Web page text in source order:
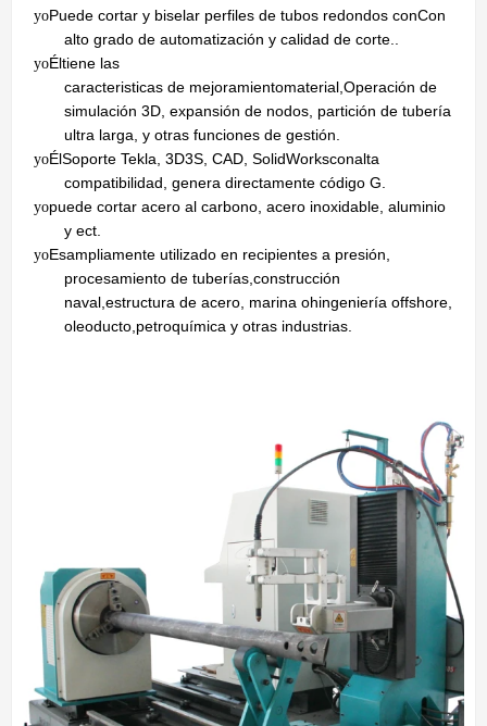
yoPuede cortar y biselar perfiles de tubos redondos conCon
alto grado de automatización y calidad de corte.
yoÉltiene las
caracteristicas de mejoramientomaterial Operación de
simulación 3D, expansión de nodos, partición de tubería
ultra larga, y otras funciones de gestión.
yoÉlSoporte Tekla, 3D3S, CAD, SolidWorksconalta
compatibilidad, genera directamente código G
yopuede cortar acero al carbono, acero inoxidable , aluminio
y ect.
yoEsampliamente utilizado en recipientes a presión,
procesamiento de tuberías construcción
naval estructura de acero, marina ohingeniería offshore,
oleoducto petroquímica y otras industrias.